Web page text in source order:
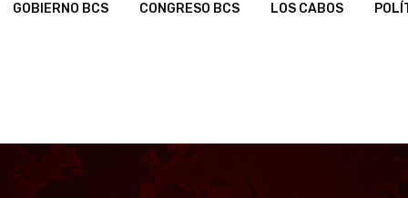
GOBIERNO BCS CONGRESO BCS LOS CABOS